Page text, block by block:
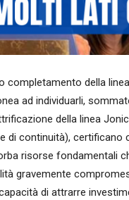
della
ad individuarli,
della linea
di continuità), certificano
risorse fondamentali
gravemente
di attrarre